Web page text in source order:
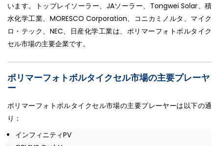
います。トップレイソーラー、JAソーラー、Tongwei Solar、積
水化学工業、MORESCO Corporation、コニカミノルタ、マイク
ロ・テック、NEC、日産化学工業は、ポリマーフォトボルタイク
セル市場の主要企業です。
ポリマーフォトボルタイクセル市場の主要プレーヤ
ー
ポリマーフォトボルタイクセル市場の主要プレーヤーは以下の通
り：
インフィニティPV